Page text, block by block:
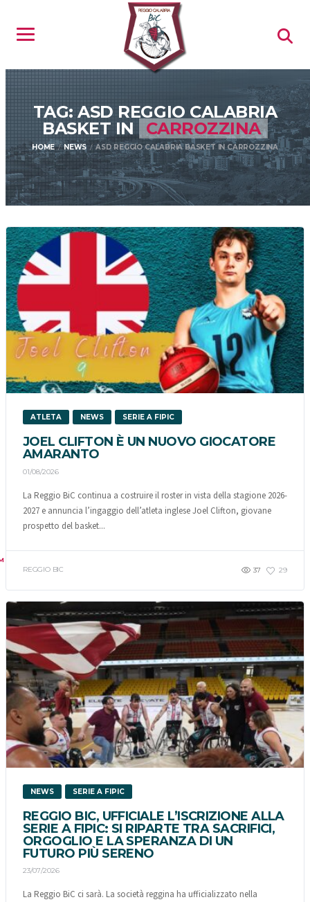
TAG: ASD REGGIO CALABRIA
BASKET IN
CARROZZINA
HOME NEWS ASD REGGIO CALABRIA BASKET IN CARROZZINA
ATLETA NEWS SERIE A FIPIC
JOEL CLIFTON È UN NUOVO GIOCATORE
AMARANTO
01/08/2026
La Reggio BiC continua a costruire il roster in vista della stagione 2026-
2027 e annuncia l’ingaggio dell’atleta inglese Joel Clifton, giovane
prospetto del basket...
REGGIO BIC 37 29
NEWS SERIE A FIPIC
REGGIO BIC, UFFICIALE L’ISCRIZIONE ALLA
SERIE A FIPIC: SI RIPARTE TRA SACRIFICI,
ORGOGLIO E LA SPERANZA DI UN
FUTURO PIÙ SERENO
23/07/2026
La Reggio BiC ci sarà. La società reggina ha ufficializzato nella